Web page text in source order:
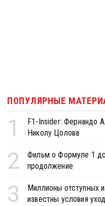
ПОПУЛЯРНЫЕ
1
F1-Insider: Фернандо
Николу Цолова
2
Фильм о Формуле 1
продолжение
3
Миллионы отступных
известны условия